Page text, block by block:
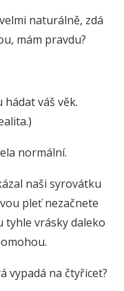
naturálně, zdá
mám pravdu?
váš věk.
normální.
naši syrovátku
pleť nezačnete
tyhle vrásky daleko
vypadá na čtyřicet?